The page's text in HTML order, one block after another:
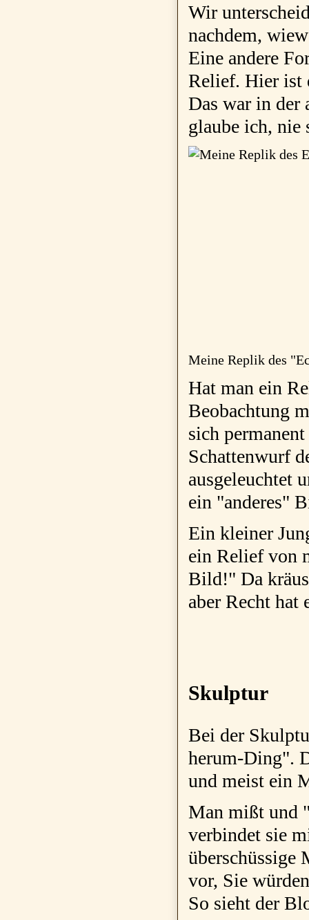
Wir
nachdem,
Eine andere
Relief. Hier ist
Das war in der
glaube ich, nie
Meine Replik des
Hat man ein
Beobachtung
sich
Schattenwurf
ausgeleuchtet
ein "anderes"
Ein kleiner
ein Relief von
Bild!" Da
aber Recht hat
Skulptur
Bei der
herum-Ding".
und meist ein
Man mißt und
verbindet sie
überschüssige
vor, Sie
So sieht der